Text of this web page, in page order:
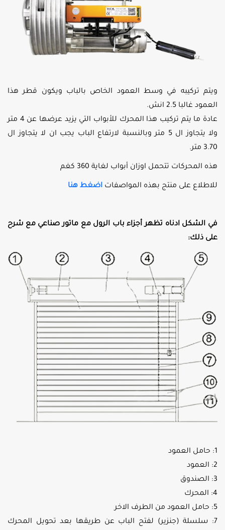
ويتم تركيبه في وسط العمود الخاص بالباب ويكون قطر هذا
العمود غالبا 2.5 انش.
عادة ما يتم تركيب هذا المحرك للأبواب التي يزيد عرضها عن 4 متر
ولا يتجاوز ال 5 متر وبالنسبة لارتفاع الباب يجب ان لا يتجاوز ال
3.70 متر.
هذه المحركات تتحمل اوزان أبواب لغاية 360 كغم
للاطلاع على منتج بهذه المواصفات اضغط هنا
في الشكل ادناه تظهر أجزاء باب الرول مع ماتور صناعي مع شرح
على ذلك:
1: حامل العمود
2: العمود
3: الصندوق
4: المحرك
5: حامل العمود من الطرف الاخر
7: سلسلة (جنزير) لفتح الباب عن طريقها بعد تحويل المحرك